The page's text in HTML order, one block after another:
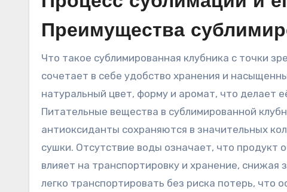
Преимущества
Что такое сублимированная клубника с точки
сочетает в себе удобство хранения и
натуральный цвет, форму и аромат, что делает
Питательные вещества в сублимированной
антиоксиданты сохраняются в значительных
сушки. Отсутствие воды означает, что продукт
влияет на транспортировку и хранение, снижая
легко транспортировать без риска потерь, что